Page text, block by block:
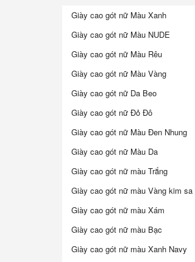
Giày cao gót nữ Màu Xanh
Giày cao gót nữ Màu NUDE
Giày cao gót nữ Màu Rêu
Giày cao gót nữ Màu Vàng
Giày cao gót nữ Da Beo
Giày cao gót nữ Đỏ Đô
Giày cao gót nữ Màu Đen Nhung
Giày cao gót nữ Màu Da
Giày cao gót nữ màu Trắng
Giày cao gót nữ màu Vàng kim sa
Giày cao gót nữ màu Xám
Giày cao gót nữ màu Bạc
Giày cao gót nữ màu Xanh Navy